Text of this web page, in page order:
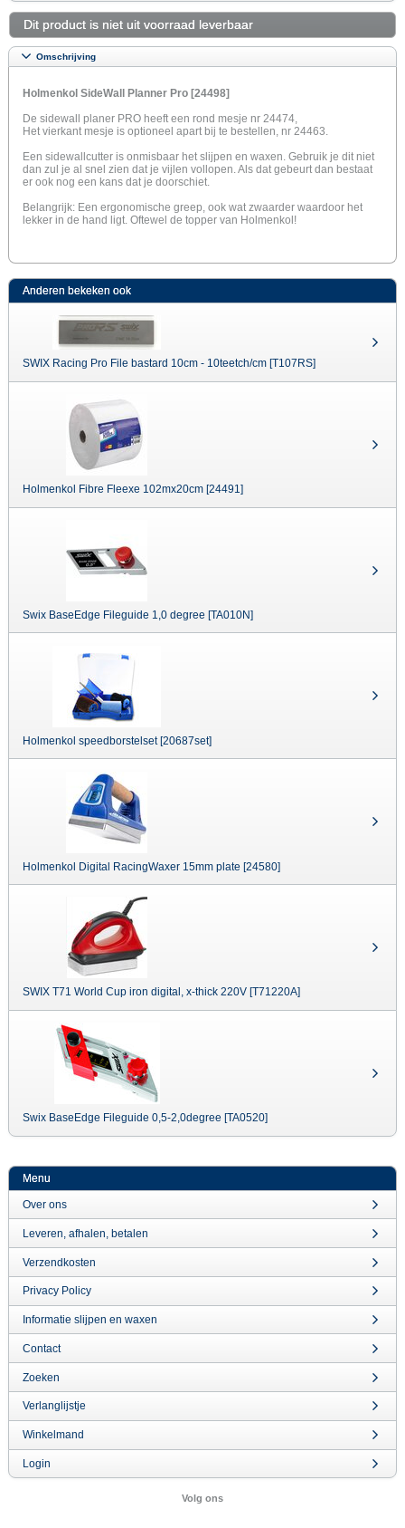
Dit product is niet uit voorraad leverbaar
Omschrijving
Holmenkol SideWall Planner Pro [24498]
De sidewall planer PRO heeft een rond mesje nr 24474,
Het vierkant mesje is optioneel apart bij te bestellen, nr 24463.
Een sidewallcutter is onmisbaar het slijpen en waxen. Gebruik je dit niet
dan zul je al snel zien dat je vijlen vollopen. Als dat gebeurt dan bestaat
er ook nog een kans dat je doorschiet.
Belangrijk: Een ergonomische greep, ook wat zwaarder waardoor het
lekker in de hand ligt. Oftewel de topper van Holmenkol!
Anderen bekeken ook
SWIX Racing Pro File bastard 10cm - 10teetch/cm [T107RS]
Holmenkol Fibre Fleexe 102mx20cm [24491]
Swix BaseEdge Fileguide 1,0 degree [TA010N]
Holmenkol speedborstelset [20687set]
Holmenkol Digital RacingWaxer 15mm plate [24580]
SWIX T71 World Cup iron digital, x-thick 220V [T71220A]
Swix BaseEdge Fileguide 0,5-2,0degree [TA0520]
Menu
Over ons
Leveren, afhalen, betalen
Verzendkosten
Privacy Policy
Informatie slijpen en waxen
Contact
Zoeken
Verlanglijstje
Winkelmand
Login
Volg ons